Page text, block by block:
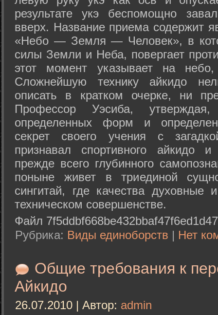
результате укэ беспомощно
вверх. Название приема содержит
«Небо — Земля — Человек», в
силы Земли и Неба, повергает
этот момент указывает на
Сложнейшую технику айкидо
описать в кратком очерке, ни
Профессор Уэсиба,
определенных форм и
секрет своего учения с
признавал спортивного айкидо
прежде всего глубинного
поныне живет в триединой
сингитай, где качества духовные
техническом совершенстве.
Файл
Рубрика: Виды единоборств | Нет
Общие требования к
Айкидо
26.07.2010 | Автор: admin